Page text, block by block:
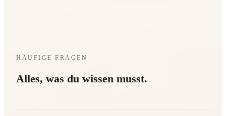
HÄUFIGE FRAGEN
Alles, was du wissen musst.